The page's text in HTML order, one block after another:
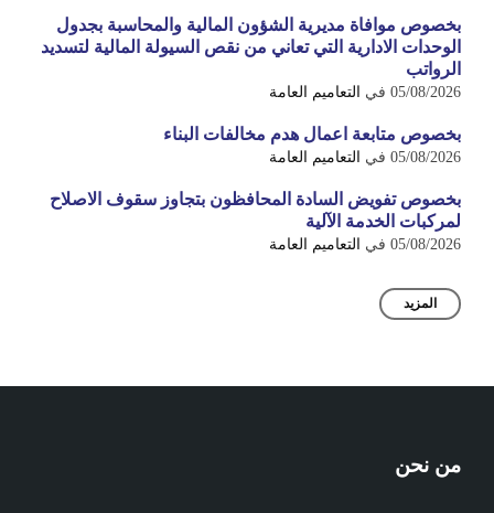
بخصوص موافاة مديرية الشؤون المالية والمحاسبة بجدول
الوحدات الادارية التي تعاني من نقص السيولة المالية لتسديد
الرواتب
05/08/2026 في التعاميم العامة
بخصوص متابعة اعمال هدم مخالفات البناء
05/08/2026 في التعاميم العامة
بخصوص تفويض السادة المحافظون بتجاوز سقوف الاصلاح
لمركبات الخدمة الآلية
05/08/2026 في التعاميم العامة
المزيد
من نحن